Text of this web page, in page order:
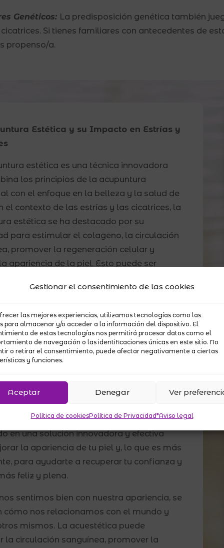
Gestionar el consentimiento de las cookies
las mejores experiencias, utilizamos tecnologías como las
para almacenar y/o acceder a la información del dispositivo. El
de estas tecnologías nos permitirá procesar datos como el
de navegación o las identificaciones únicas en este sitio. No
o retirar el consentimiento, puede afectar negativamente a ciertas
y funciones.
Aceptar Denegar Ver
Política de cookiesPolítica de Privacidad*Aviso legal
Genéticos: La predisposición genética también
Si tienes familiares con antecedentes de
propenso/a.
Estética y su Impacto en Estrías y
estética es una técnica innovadora
los principios de la acupuntura
con el enfoque en la belleza y la salud de
el contexto de las estrías y las cicatrices, la
estética se ha destacado por su
para estimular el colageno, la circulación
promover la regeneración celular y
apariencia de la piel. Esto puede ser
beneficioso para quienes desean
visibilidad de estrías y cicatrices,
así la confianza en su apariencia.
¡Transforma Tu Confianza y
con la Acupuntura Estética!
y las cicatrices pueden afectar la forma
vemos a nosotros mismos y cómo nos
en nuestra propia piel. Pero aquí está la
no tienes que vivir con estas
si no quieres. La acuestética se ha
en una solución innovadora y efectiva
la apariencia de tu piel y, lo que es más
para ayudarte a recuperar tu confianza y
feliz y plena.
sentimos bien con nuestra apariencia, se
cómo nos relacionamos con el mundo y
mismos. La acuestética puede
la circulación sanguínea, promover la